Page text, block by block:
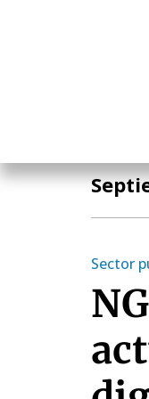
Sector